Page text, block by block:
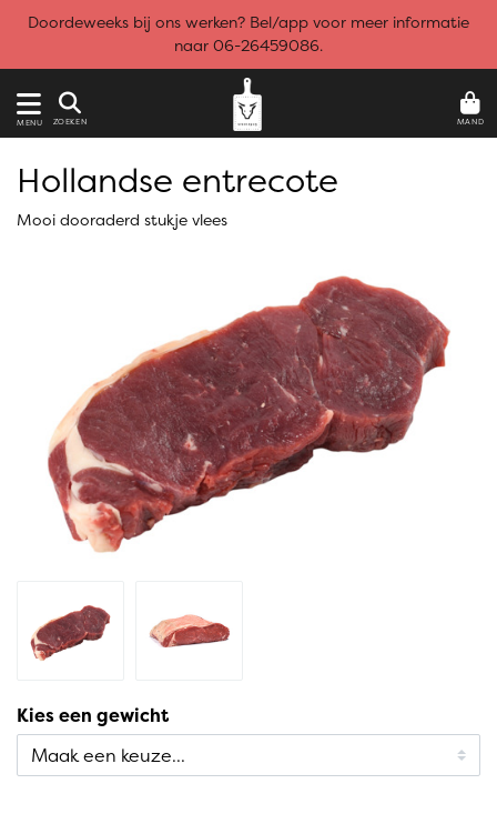
Doordeweeks bij ons werken? Bel/app voor meer informatie
naar 06-26459086.
MENU ZOEKEN MAND
Hollandse entrecote
Mooi dooraderd stukje vlees
Kies een gewicht